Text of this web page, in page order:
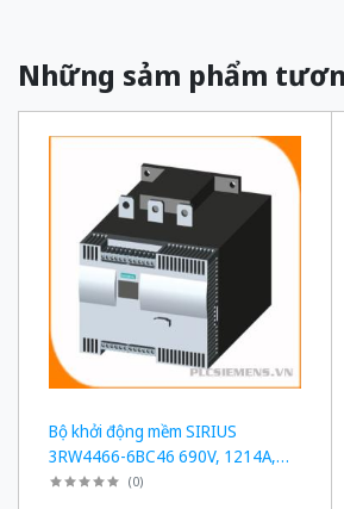
Những sảm phẩm
Bộ khởi động mềm SIRIUS
3RW4466-6BC46 690V, 1214A,
1200kW
(0)